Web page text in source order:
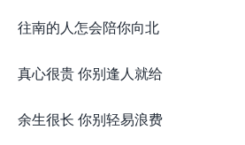
往南的人怎会陪你向北
真心很贵 你别逢人就给
余生很长 你别轻易浪费